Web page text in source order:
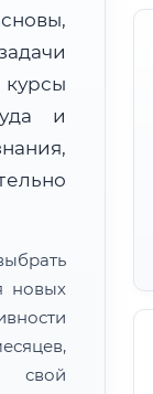
и
новых
свой